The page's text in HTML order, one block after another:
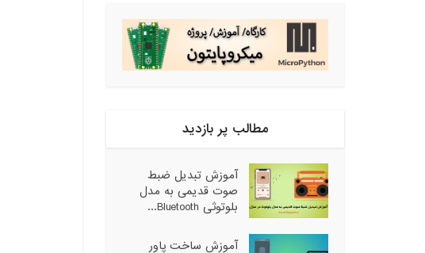
مطالب پر بازدید
آموزش تبدیل ضبط
صوت قدیمی به مدل
بلوتوثی Bluetooth...
آموزش ساخت پاور